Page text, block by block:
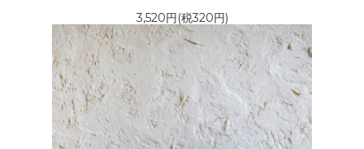
3,520円(税320円)